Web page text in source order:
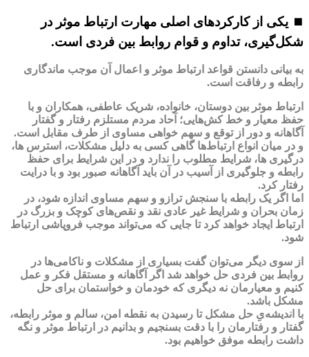
⏹ یکی از کارکردهای اصلی مهارت ارتباط موثر در
شکل‌گیری، تداوم و قوام روابط بین فردی است.
به بیانی دانستن قواعد ارتباط موثر و اعمال آن موجب ماندگاری
رابطه و رفاقت است.
ارتباط موثر بین دوستان، خانواده، شریک عاطفی، همکاران و با
حفظ معیار و خط کش‌هایی؛ آحاد مردم مستلزم رفتار و گفتار
آگاهانه و دور از توقع و سهم خواهی مساوی از طرف مقابل است.
و در میان انواع ارتباط‌ها گاهی کسی به دلیل مشکلات، استرس ها،
درگیری ها، شرایط مطلوب را ندارد و در این شرایط برای حفظ
رابطه و جلوگیری از آسیب در آن باید آگاهانه صبور بود و با درایت
رفتار کرد.
اما اگر یک رابطه با سنجش ترازو و سهم مساوی اندازه شود، در
زمان بحران و شرایط غیر عادی نقد و نقص‌های کوچک و بزرگ در
ارتباط ایجاد خواهد کرد تا جایی که می‌تواند موجب فروپاشی ارتباط
شود.
از سوی دیگر می‌توان گفت بسیاری از مشکلات و ناکامی‌ها در
روابط بین فردی حل خواهد شد اگر آگاهانه و مستقل فکر و عمل
کنیم و معیارمان نه دیگری که خودمان و خواستمان برای حل
مشکل باشد.
با اندیشه‌یِ حل مشکل تا رسیدن به نقطه امن، سالم و موثر رابطه،
گفتار و رفتارمان را با دقت بسنجیم و بدانیم در ارتباط موثر و نگه
داشت رابطه موفق خواهیم بود.